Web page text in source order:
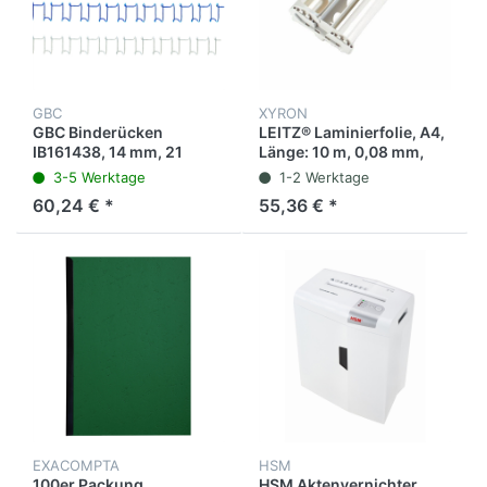
GBC
GBC Binderücken
IB161438, 14 mm, 21
Ringe, silber, 100 Stück
3-5 Werktage
60,24 € *
XYRON
LEITZ® Laminierfolie, A4,
Länge: 10 m, 0,08 mm,
transparent
1-2 Werktage
55,36 € *
EXACOMPTA HSM